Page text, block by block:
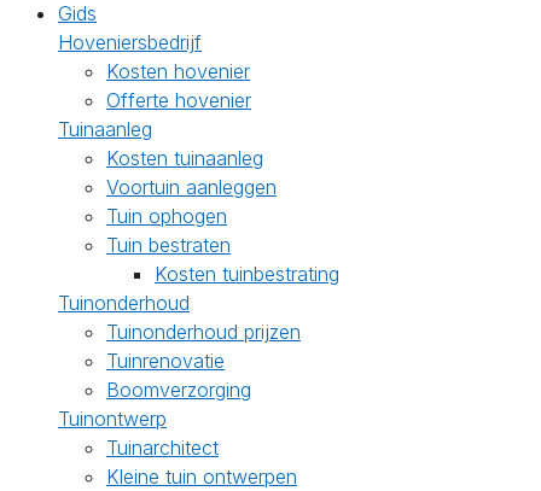
Gids
Hoveniersbedrijf
Kosten hovenier
Offerte hovenier
Tuinaanleg
Kosten tuinaanleg
Voortuin aanleggen
Tuin ophogen
Tuin bestraten
Kosten tuinbestrating
Tuinonderhoud
Tuinonderhoud prijzen
Tuinrenovatie
Boomverzorging
Tuinontwerp
Tuinarchitect
Kleine tuin ontwerpen